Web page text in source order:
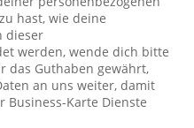
hast, wie deine
dieser
werden, wende dich bitte
das Guthaben gewährt,
an uns weiter, damit
Business-Karte Dienste